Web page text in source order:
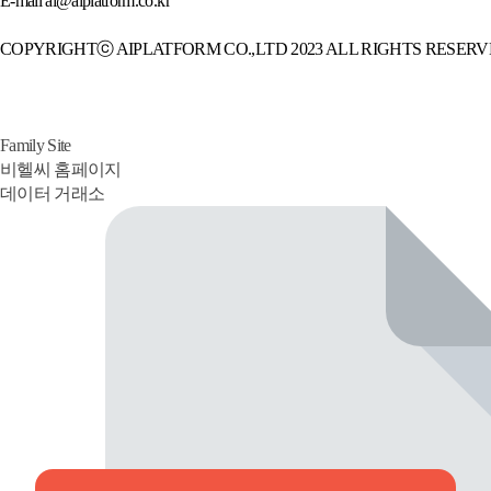
COPYRIGHTⓒ AIPLATFORM CO.,LTD 2023 ALL RIGHTS
Family Site
비헬씨 홈페이지
데이터 거래소